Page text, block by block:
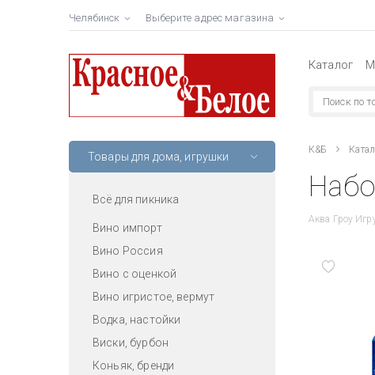
Челябинск Выберите адрес магазина
Каталог
Товары для дома, игрушки
Всё для пикника
Вино импорт
Вино Россия
Вино с оценкой
Вино игристое, вермут
Водка, настойки
Виски, бурбон
Коньяк, бренди
К&Б
Аква Гроу